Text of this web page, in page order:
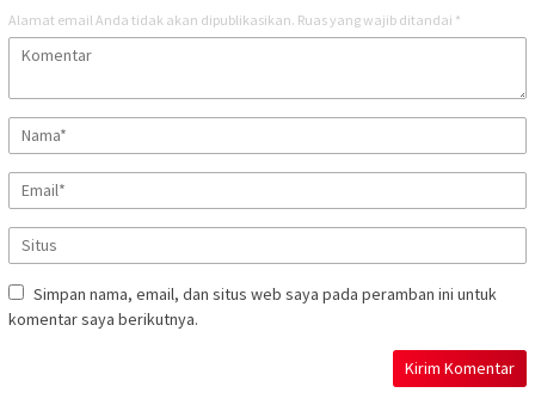
Alamat email Anda tidak akan dipublikasikan. Ruas yang wajib ditandai *
Simpan nama, email, dan situs web saya pada peramban ini untuk
komentar saya berikutnya.